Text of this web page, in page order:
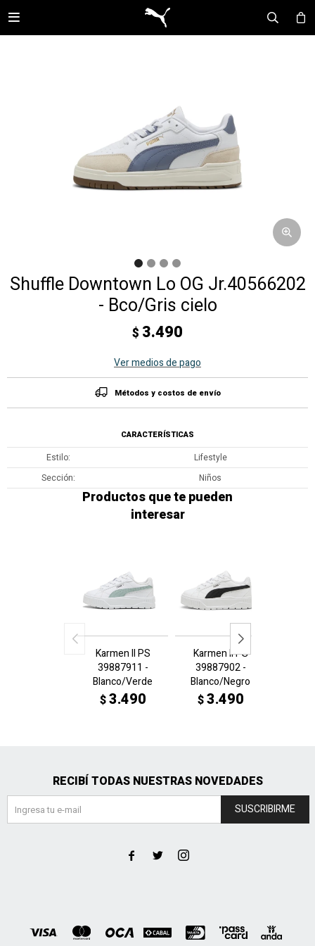

Shuffle Downtown Lo OG Jr.40566202
- Bco/Gris cielo
$ 3.490
Ver medios de pago
Métodos y costos de envío
CARACTERÍSTICAS
Estilo
Lifestyle
Sección
Niños
Productos que te pueden
interesar
Karmen II PS
39887911 -
Blanco/Verde
$3.490
Karmen II PS
39887902 -
Blanco/Negro
$3.490
RECIBÍ TODAS NUESTRAS NOVEDADES
SUSCRIBIRME
  